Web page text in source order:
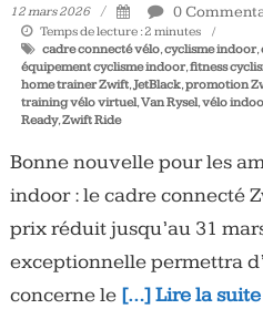
12 mars 2026 0
Temps de lecture :2 minutes
cadre connecté vélo,cyclisme indoor,
équipement cyclisme indoor,fitness
home trainer Zwift,JetBlack,promotion
training vélo virtuel,Van Rysel,vélo
Ready,Zwift Ride
Bonne nouvelle pour les
indoor : le cadre connecté
prix réduit jusqu’au 31
exceptionnelle permettra
concerne le […] Lire la